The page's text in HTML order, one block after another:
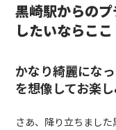
黒崎駅からの
したいならここ
かなり綺麗にな
を想像してお楽
さあ、降り立ちました